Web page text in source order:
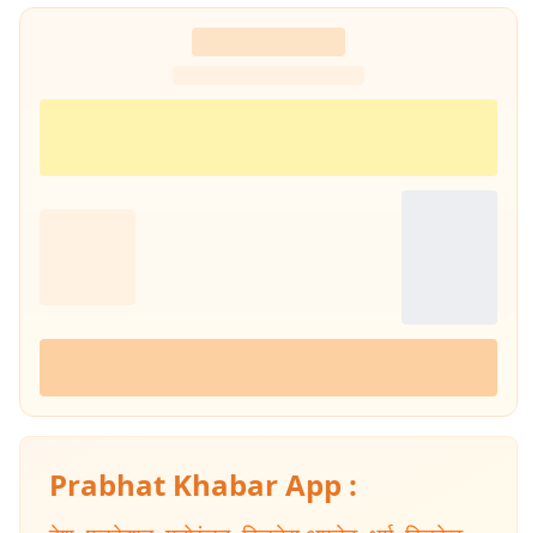
Prabhat Khabar App :